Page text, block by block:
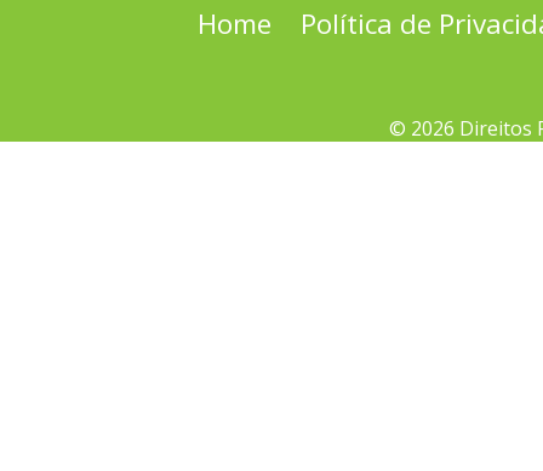
Home Política de
© 2026 Direitos